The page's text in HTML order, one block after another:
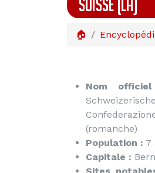
SUISSE (LA)
🏠
Nom
(romanche)
Population : 7
Capitale :